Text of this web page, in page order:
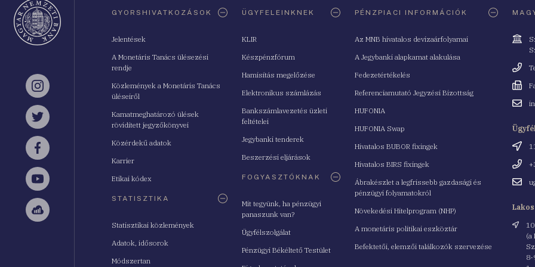
Instagram
Twitter
Facebook
YouTube
Sellsy
GYORSHIVATKOZÁSOK
Jelentések
A Monetáris Tanács ülésezési
rendje
Közlemények a Monetáris Tanács
üléseiről
Kamatmeghatározó ülések
rövidített jegyzőkönyvei
Közérdekű adatok
Karrier
Etikai kódex
STATISZTIKA
Statisztikai közlemények
Adatok, idősorok
Módszertan
ÜGYFELEINKNEK
KLIR
Készpénzfórum
Hamisítás megelőzése
Elektronikus számlázás
Bankszámlavezetés üzleti
feltételei
Jegybanki tenderek
Beszerzési eljárások
FOGYASZTÓKNAK
Mit tegyünk, ha pénzügyi
panaszunk van?
Ügyfélszolgálat
Pénzügyi Békéltető Testület
PÉNZPIACI INFORMÁCIÓK
Az MNB hivatalos devizaárfolyamai
A Jegybanki alapkamat alakulása
Fedezetértékelés
Referenciamutató Jegyzési Bizottság
HUFONIA
HUFONIA Swap
Hivatalos BUBOR fixingek
Hivatalos BIRS fixingek
Ábrakészlet a legfrissebb gazdasági és
pénzügyi folyamatokról
Növekedési Hitelprogram (NHP)
A monetáris politikai eszköztár
Befektetői, elemzői találkozók szervezése
Cím
Fax
Email
Cím
Email
Cím
(a
8-